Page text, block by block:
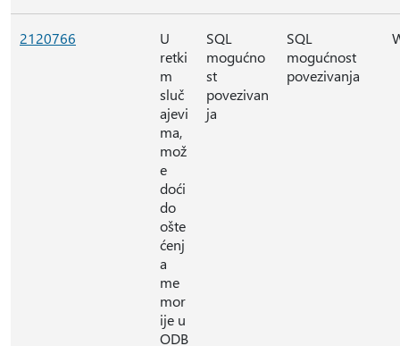
2120766
U
retki
m
sluč
ajevi
ma,
mož
e
doći
do
ošte
ćenj
a
me
mor
ije u
ODB
SQL
mogućno
st
povezivan
ja
SQL
mogućnost
povezivanja